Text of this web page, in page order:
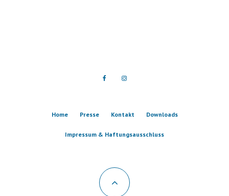
Home Presse Kontakt Downloads
Impressum & Haftungsausschluss